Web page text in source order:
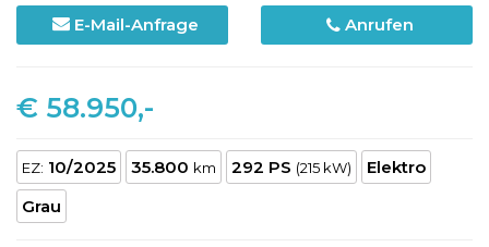
E-Mail-Anfrage Anrufen
€ 58.950,-
EZ: 10/2025 35.800 km 292 PS (215 kW)
Elektro
Grau